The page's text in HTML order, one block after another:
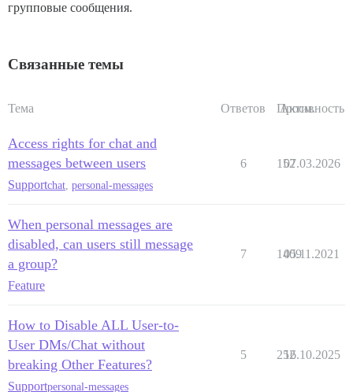
групповые сообщения.
Связанные темы
Тема Ответов Просм.
Активность
Access rights for chat and
messages between users
Supportchat personal-messages
6 152
07.03.2026
When personal messages are
disabled, can users still message
a group?
Feature
7 1409
05.11.2021
How to Disable ALL User-to-
User DMs/Chat without
breaking Other Features?
Supportpersonal-messages
5 252
16.10.2025